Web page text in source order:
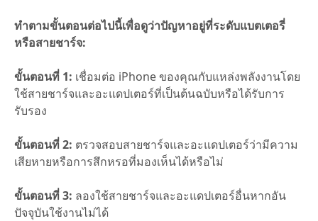
ทำตามขั้นตอนต่อไปนี้เพื่อดูว่าปัญหาอยู่ที่ระดับแบตเตอรี่
หรือสายชาร์จ:
ขั้นตอนที่ 1: เชื่อมต่อ iPhone ของคุณกับแหล่งพลังงานโดย
ใช้สายชาร์จและอะแดปเตอร์ที่เป็นต้นฉบับหรือได้รับการ
รับรอง
ขั้นตอนที่ 2: ตรวจสอบสายชาร์จและอะแดปเตอร์ว่ามีความ
เสียหายหรือการสึกหรอที่มองเห็นได้หรือไม่
ขั้นตอนที่ 3: ลองใช้สายชาร์จและอะแดปเตอร์อื่นหากอัน
ปัจจุบันใช้งานไม่ได้